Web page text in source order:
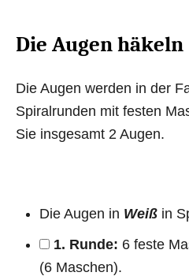
Die Augen häkeln
Die Augen werden in der
Spiralrunden mit festen
Sie insgesamt 2 Augen.
Die Augen in Weiß in
1. Runde: 6 feste
(6 Maschen).